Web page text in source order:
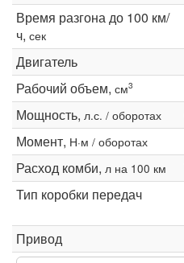
Время разгона до 100 км/
ч, сек
Двигатель
Рабочий объем, см3
Мощность, л.с. / оборотах
Момент, Н·м / оборотах
Расход комби, л на 100 км
Тип коробки передач
Привод